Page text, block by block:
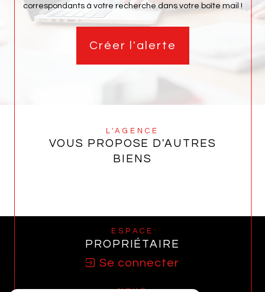
correspondants à votre recherche dans votre boîte mail !
Créer l'alerte
L'AGENCE
VOUS PROPOSE D'AUTRES
BIENS
ESPACE
PROPRIÉTAIRE
Se connecter